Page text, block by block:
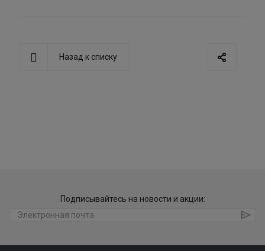
Назад к списку
Подписывайтесь на новости и акции: